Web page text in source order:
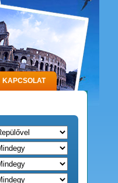
KAPCSOLAT